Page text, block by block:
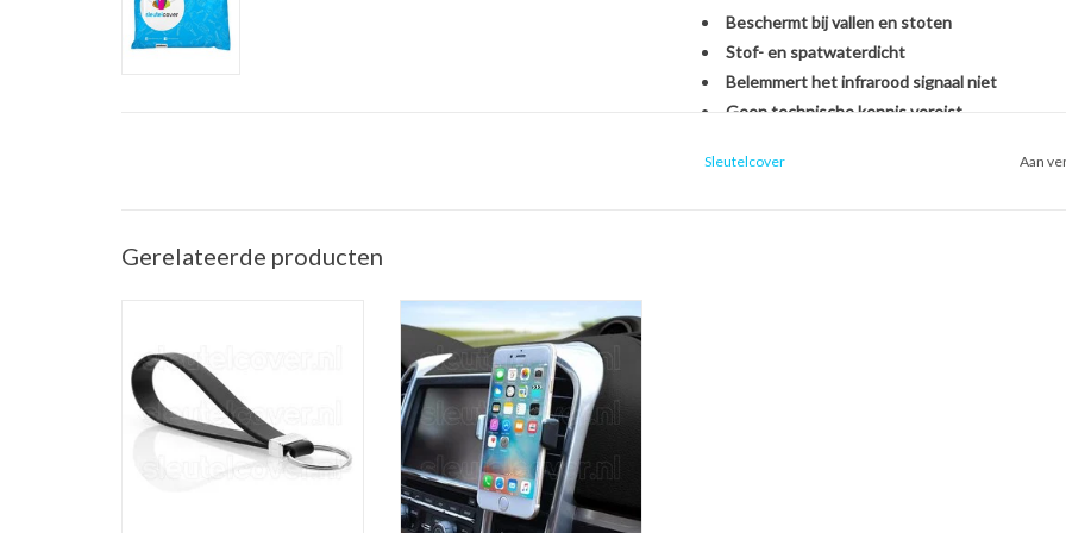
Beschermt bij vallen en stoten
Stof- en spatwaterdicht
Belemmert het infrarood signaal niet
Geen technische kennis vereist
Sleutelcover Aan
Gerelateerde producten
TOEVOEGEN AAN WINKELWAGEN
Telefoonhouder ventilatierooster
(Universele telefoon houder voor
in de auto)
TOEVOEGEN AAN WINKELWAGEN